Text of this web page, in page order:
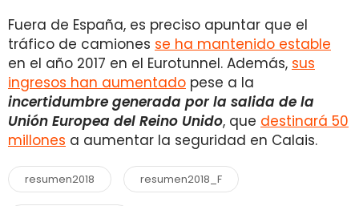
Fuera de España, es preciso apuntar que el
tráfico de camiones se ha mantenido estable
en el año 2017 en el Eurotunnel. Además, sus
ingresos han aumentado pese a la
incertidumbre generada por la salida de la
Unión Europea del Reino Unido, que destinará 50
millones a aumentar la seguridad en Calais.
resumen2018 resumen2018_F